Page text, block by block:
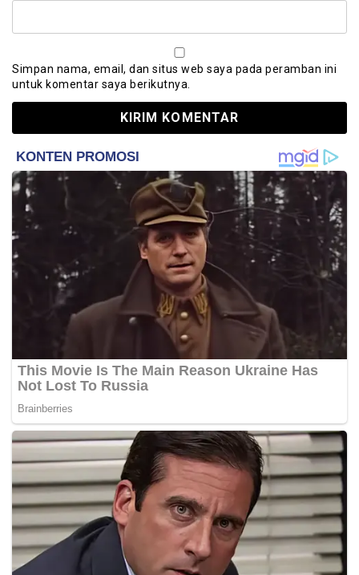
Simpan nama, email, dan situs web saya pada peramban ini
untuk komentar saya berikutnya.